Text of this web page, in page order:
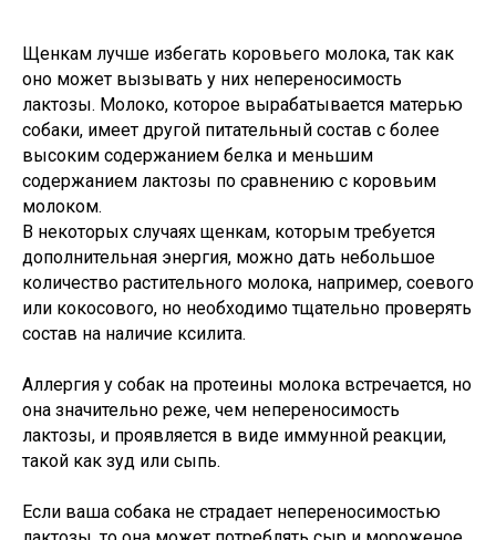
Щенкам лучше избегать коровьего молока, так как
оно может вызывать у них непереносимость
лактозы. Молоко, которое вырабатывается матерью
собаки, имеет другой питательный состав с более
высоким содержанием белка и меньшим
содержанием лактозы по сравнению с коровьим
молоком.
В некоторых случаях щенкам, которым требуется
дополнительная энергия, можно дать небольшое
количество растительного молока, например, соевого
или кокосового, но необходимо тщательно проверять
состав на наличие ксилита.
Аллергия у собак на протеины молока встречается, но
она значительно реже, чем непереносимость
лактозы, и проявляется в виде иммунной реакции,
такой как зуд или сыпь.
Если ваша собака не страдает непереносимостью